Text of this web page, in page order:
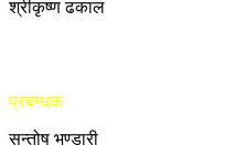
श्रीकृष्ण ढकाल
प्रबन्धक
सन्तोष भण्डारी